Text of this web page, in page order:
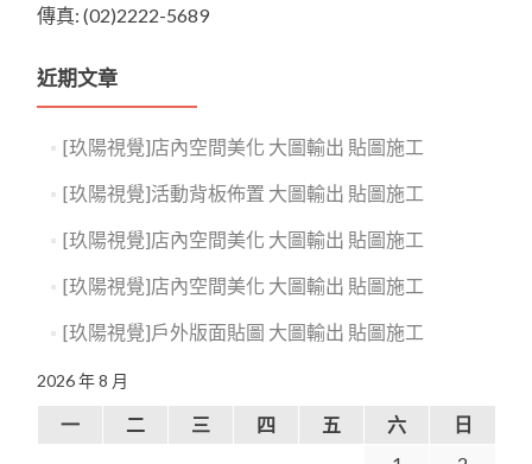
傳真: (02)2222-5689
近期文章
[玖陽視覺]店內空間美化 大圖輸出 貼圖施工
[玖陽視覺]活動背板佈置 大圖輸出 貼圖施工
[玖陽視覺]店內空間美化 大圖輸出 貼圖施工
[玖陽視覺]店內空間美化 大圖輸出 貼圖施工
[玖陽視覺]戶外版面貼圖 大圖輸出 貼圖施工
2026 年 8 月
一 二 三 四 五 六
日